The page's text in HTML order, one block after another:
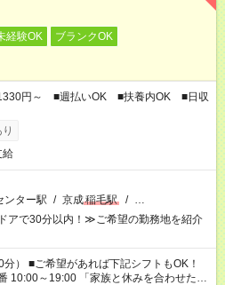
経験OK
ブランクOK
1330円～ ■週払いOK ■扶養内OK ■日収
給
ンター駅 / 京成稲毛駅 / …
アで30分以内！≫ご希望の勤務地を紹介
トもOK！
「家族と休みを合わせた